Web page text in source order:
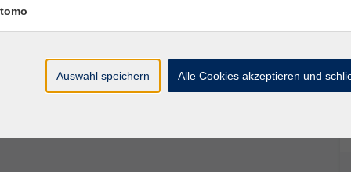
Auswahl speichern Alle Cookies akzeptieren und